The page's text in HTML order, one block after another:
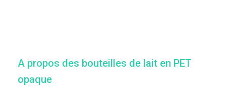
A propos des bouteilles de lait en PET
opaque